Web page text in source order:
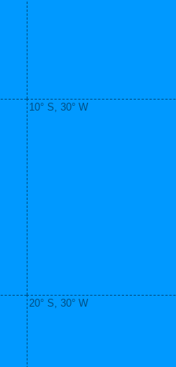
10° S, 30° W
20° S, 30° W